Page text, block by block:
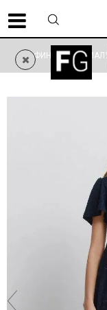
ФИНАЛНО